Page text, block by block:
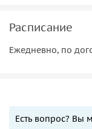
Расписание
Ежедневно, по
Есть вопрос? Вы